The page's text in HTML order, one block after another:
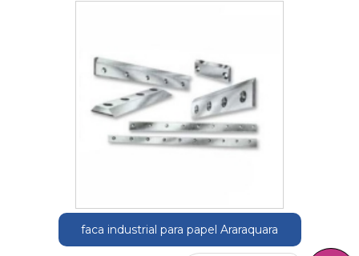
faca industrial para papel Araraquara